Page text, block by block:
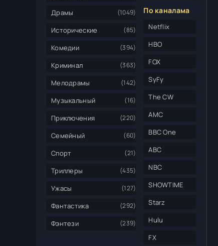
Драмы (1049)
Исторические (85)
Комедии (394)
Криминал (363)
Мелодрамы (142)
Музыкальный (16)
Приключения (220)
Семейный (60)
Спорт (21)
Триллеры (435)
Ужасы (127)
Фантастика (292)
Фэнтези (239)
По каналама
Netflix
HBO
FOX
SyFy
The CW
AMC
BBC One
ABC
NBC
SHOWTIME
Starz
Hulu
FX